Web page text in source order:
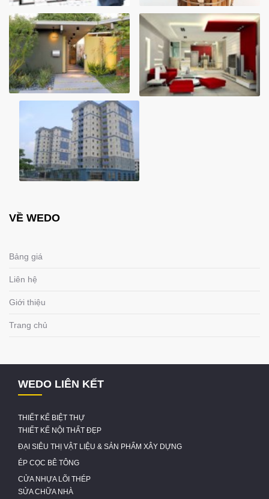
VỀ WEDO
Bảng giá
Liên hệ
Giới thiệu
Trang chủ
WEDO LIÊN KẾT
THIẾT KẾ BIỆT THỰ
THIẾT KẾ NỘI THẤT ĐẸP
ĐẠI SIÊU THỊ VẬT LIỆU & SẢN PHẨM XÂY DỰNG
ÉP CỌC BÊ TÔNG
CỬA NHỰA LÕI THÉP
SỬA CHỮA NHÀ